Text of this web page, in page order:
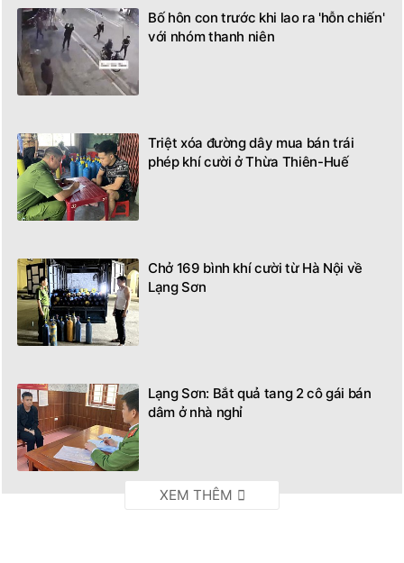
Bố hôn con trước khi lao ra 'hỗn chiến'
với nhóm thanh niên
Triệt xóa đường dây mua bán trái
phép khí cười ở Thừa Thiên-Huế
Chở 169 bình khí cười từ Hà Nội về
Lạng Sơn
Lạng Sơn: Bắt quả tang 2 cô gái bán
dâm ở nhà nghỉ